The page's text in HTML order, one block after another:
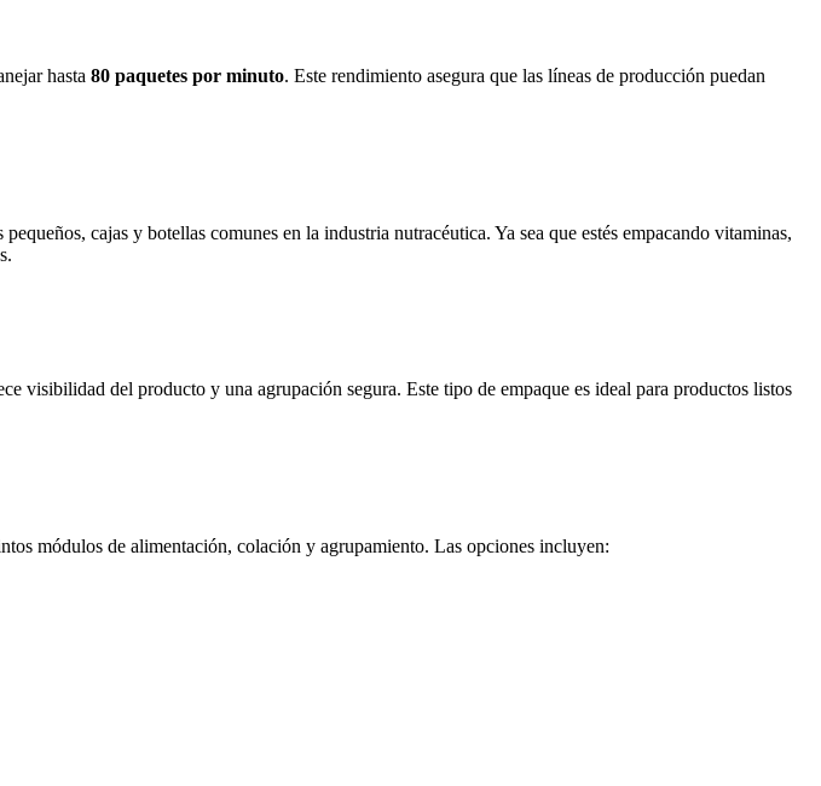
hasta 80 paquetes por minuto. Este rendimiento asegura que las líneas de producción puedan
cajas y botellas comunes en la industria nutracéutica. Ya sea que estés empacando vitaminas,
visibilidad del producto y una agrupación segura. Este tipo de empaque es ideal para productos listos
módulos de alimentación, colación y agrupamiento. Las opciones incluyen: